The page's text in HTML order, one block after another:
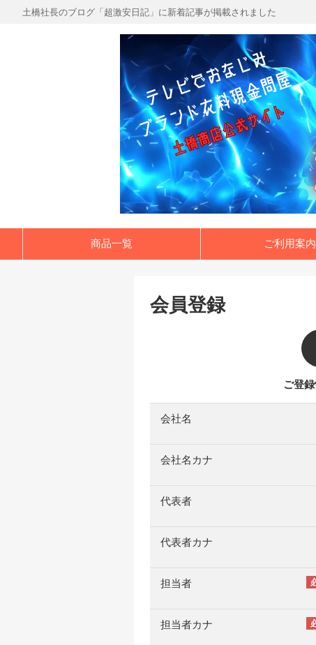
土橋社長のブログ「超激安日記」に新着記事が掲載されました
商品一覧 ご利用案内
会員登録
会社名
会社名カナ
代表者
代表者カナ
担当者
担当者カナ